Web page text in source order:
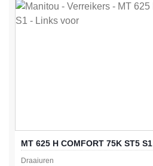
MT 625 H COMFORT 75K ST5 S1
Draaiuren